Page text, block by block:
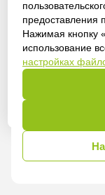
предоставления
Нажимая кнопку
использование
настройках